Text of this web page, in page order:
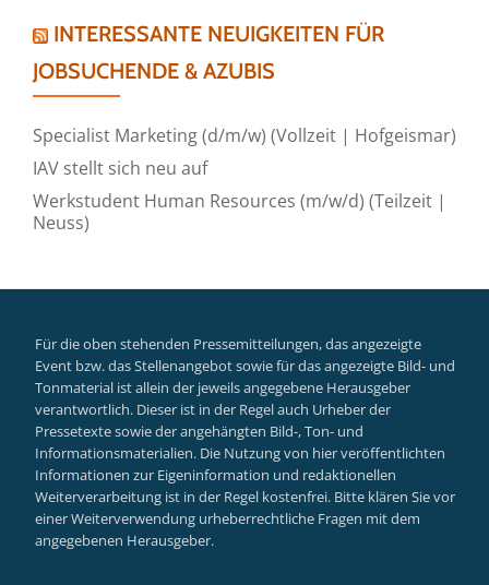
INTERESSANTE NEUIGKEITEN FÜR
JOBSUCHENDE & AZUBIS
Specialist Marketing (d/m/w) (Vollzeit | Hofgeismar)
IAV stellt sich neu auf
Werkstudent Human Resources (m/w/d) (Teilzeit |
Neuss)
Für die oben stehenden Pressemitteilungen, das angezeigte
Event bzw. das Stellenangebot sowie für das angezeigte Bild- und
Tonmaterial ist allein der jeweils angegebene Herausgeber
verantwortlich. Dieser ist in der Regel auch Urheber der
Pressetexte sowie der angehängten Bild-, Ton- und
Informationsmaterialien. Die Nutzung von hier veröffentlichten
Informationen zur Eigeninformation und redaktionellen
Weiterverarbeitung ist in der Regel kostenfrei. Bitte klären Sie vor
einer Weiterverwendung urheberrechtliche Fragen mit dem
angegebenen Herausgeber.